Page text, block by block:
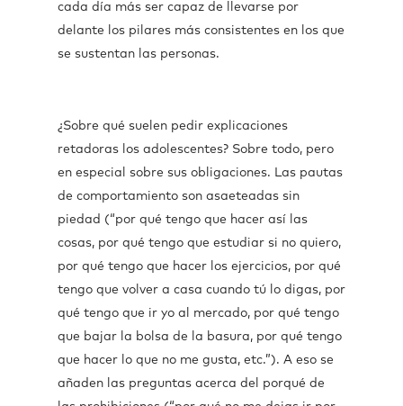
cada día más ser capaz de llevarse por
delante los pilares más consistentes en los que
se sustentan las personas.
¿Sobre qué suelen pedir explicaciones
retadoras los adolescentes? Sobre todo, pero
en especial sobre sus obligaciones. Las pautas
de comportamiento son asaeteadas sin
piedad (“por qué tengo que hacer así las
cosas, por qué tengo que estudiar si no quiero,
por qué tengo que hacer los ejercicios, por qué
tengo que volver a casa cuando tú lo digas, por
qué tengo que ir yo al mercado, por qué tengo
que bajar la bolsa de la basura, por qué tengo
que hacer lo que no me gusta, etc.”). A eso se
añaden las preguntas acerca del porqué de